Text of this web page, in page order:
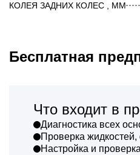
КОЛЕЯ ЗАДНИХ КОЛЕС , ММ
Бесплатная
Что входит в
Диагностика всех
Проверка
Настройка и